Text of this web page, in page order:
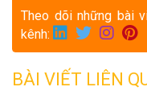
Theo dõi những bài
kênh:
BÀI VIẾT LIÊN